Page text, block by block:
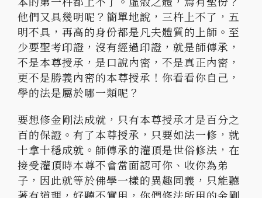
他們又具幾明呢？簡單地說，三杵上不了，五
明不具，再高的身份都是凡夫體質的上師。至
少要聖考印證，沒有經過印證，就是師傳承，
不是本尊授承，是口說內密，不是真正內密，
更不是勝義內密的本尊授承！你看看你自己，
學的法是屬於哪一類呢？
要想修金剛法成就，只有本尊授承才是百分之
百的保證。有了本尊授承，只要如法一修，就
十拿十穩成就。師傳承的灌頂是世俗修法，在
接受灌頂時本尊不會當面認可你、收你為弟
子，因此就等於佛學一樣的異趣同義，只能聽